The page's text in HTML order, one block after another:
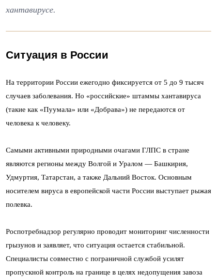
хантавирусе.
Ситуация в России
На территории России ежегодно фиксируется от 5 до 9 тысяч
случаев заболевания. Но «российские» штаммы хантавируса
(такие как «Пуумала» или «Добрава») не передаются от
человека к человеку.
Самыми активными природными очагами ГЛПС в стране
являются регионы между Волгой и Уралом — Башкирия,
Удмуртия, Татарстан, а также Дальний Восток. Основным
носителем вируса в европейской части России выступает рыжая
полевка.
Роспотребнадзор регулярно проводит мониторинг численности
грызунов и заявляет, что ситуация остается стабильной.
Специалисты совместно с пограничной службой усилят
пропускной контроль на границе в целях недопущения завоза